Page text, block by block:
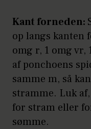
Kant forneden:
op langs kanten
omg r, 1 omg vr,
af ponchoens
samme m, så
stramme. Luk
for stram eller
sømme.